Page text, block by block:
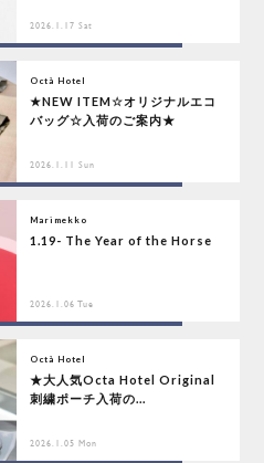
2026.1.17 Sat
Octà Hotel
★NEW ITEM☆オリジナルエコ
バッグ☆入荷のご案内★
2026.1.11 Sun
Marimekko
1.19- The Year of the Horse
2026.1.06 Tue
Octà Hotel
★大人気Octa Hotel Original
刺繍ポーチ入荷の...
2026.1.05 Mon